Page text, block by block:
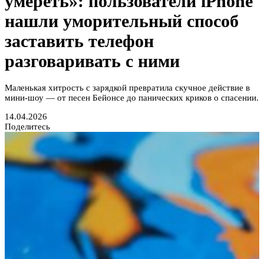
нашли уморительный способ
заставить телефон
разговаривать с ними
Маленькая хитрость с зарядкой превратила скучное действие в
мини-шоу — от песен Бейонсе до панических криков о спасении.
14.04.2026
Поделитесь